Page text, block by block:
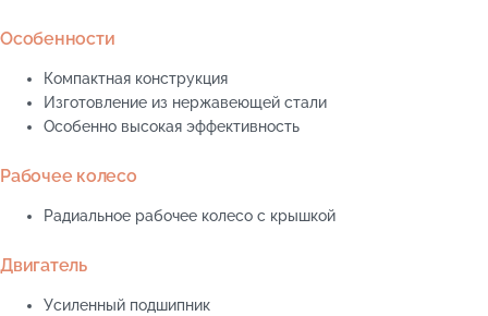
Особенности
Компактная конструкция
Изготовление из нержавеющей стали
Особенно высокая эффективность
Рабочее колесо
Радиальное рабочее колесо с крышкой
Двигатель
Усиленный подшипник